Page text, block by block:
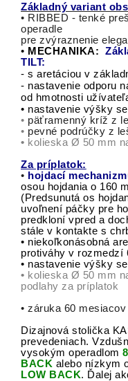
Základný variant
• RIBBED - tenké
operadle
pre zvýraznenie
• MECHANIKA:
TILT:
- s aretáciou v
- nastavenie odporu
od hmotnosti
• nastavenie výšky
• päťramenný kríž z
• pevné podrúčky z
• kolieska Ø 50 mm
Za príplatok:
• hojdací
osou hojdania o 160
(Predsunutá os
uvoľnení páčky pre
predkloní vpred a
stále v kontakte s
• niekoľkonásobná
protiváhy v rozmedzí
• nastavenie výšky
• kolieska Ø 50 mm
podlahy za príplatok
• záruka 60
Dizajnová stolička
prevedeniach.
vysokým operadlom
BACK alebo nízkym
LOW BACK. Ďalej